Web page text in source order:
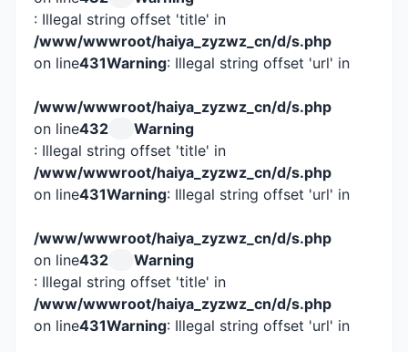
: Illegal string offset 'title' in
/www/wwwroot/haiya_zyzwz_cn/d/s.php
on line431Warning: Illegal string offset 'url' in
/www/wwwroot/haiya_zyzwz_cn/d/s.php
on line432
Warning
: Illegal string offset 'title' in
/www/wwwroot/haiya_zyzwz_cn/d/s.php
on line431Warning: Illegal string offset 'url' in
/www/wwwroot/haiya_zyzwz_cn/d/s.php
on line432
Warning
: Illegal string offset 'title' in
/www/wwwroot/haiya_zyzwz_cn/d/s.php
on line431Warning: Illegal string offset 'url' in